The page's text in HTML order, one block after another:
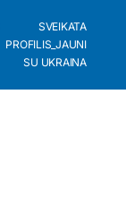
SVEIKATA
PROFILIS_JAUNI
SU UKRAINA